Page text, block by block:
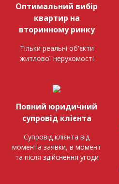
Оптимальний вибір
квартир на
вторинному ринку
Тільки реальні об'єкти
житлової нерухомості
Повний юридичний
супровід клієнта
Супровід клієнта від
момента заявки, в момент
та після здійснення угоди